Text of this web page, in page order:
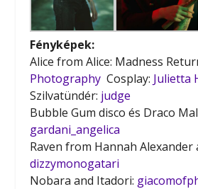
Fényképek:
Alice from Alice: Madness
Photography Cosplay: Julietta
Szilvatündér: judge
Bubble Gum disco és Draco
gardani_angelica
Raven from Hannah Alexander
dizzymonogatari
Nobara and Itadori: